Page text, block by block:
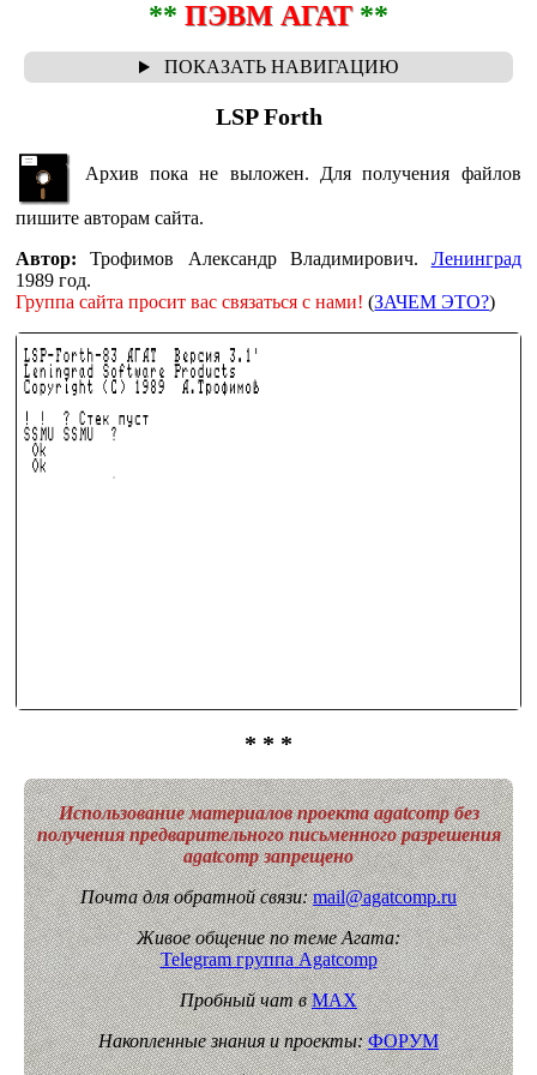
** ПЭВМ АГАТ**
LSP Forth
Архив пока не выложен. Для получения файлов
пишите авторам сайта.
Автор: Трофимов Александр Владимирович. Ленинград
1989 год.
Группа сайта просит вас связаться с нами! (ЗАЧЕМ ЭТО?)
* * *
Использование материалов проекта agatcomp без
получения предварительного письменного разрешения
agatcomp запрещено
Почта для обратной связи:mail@agatcomp.ru
Живое общение по теме Агата:
Telegram группа Agatcomp
Пробный чат вMAX
Накопленные знания и проекты:ФОРУМ